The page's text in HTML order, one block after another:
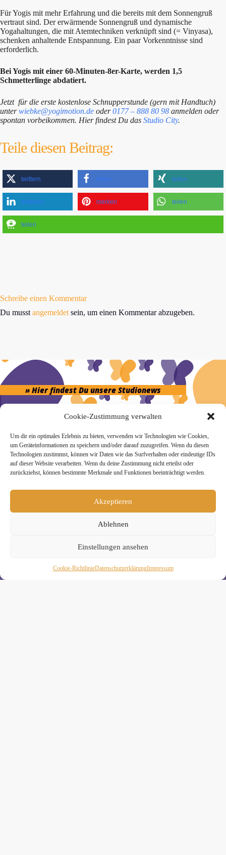
Cookie-Zustimmung verwalten
Um dir ein optimales Erlebnis zu bieten, verwenden wir Technologien wie Cookies,
um Geräteinformationen zu speichern und/oder darauf zuzugreifen. Wenn du diesen
Technologien zustimmst, können wir Daten wie das Surfverhalten oder eindeutige IDs
auf dieser Website verarbeiten. Wenn du deine Zustimmung nicht erteilst oder
zurückziehst, können bestimmte Merkmale und Funktionen beeinträchtigt werden.
Akzeptieren
Ablehnen
Einstellungen ansehen
Cookie-RichtlinieDaten­schutz­erklä­rungImpressum
Für Yogis mit mehr Erfahrung und die bereits mit dem Sonnengruß
vertraut sind. Der erwärmende Sonnengruß und dynamische
Yogahaltungen, die mit Atemtechniken verknüpft sind (= Vinyasa),
schenken anhaltende Entspannung. Ein paar Vorkenntnisse sind
erforderlich.
Bei Yogis mit einer 60-Minuten-8er-Karte, werden 1,5
Schmetterlinge abdatiert.
Jetzt für die erste kostenlose Schnupperstunde (gern mit Handtuch)
unterwiebke@yogimotion.de oder0177 – 888 80 98 anmelden oder
spontan vorbeikommen. Hier findest Du das Studio City.
Teile diesen Beitrag:
twittern teilen teilen
mitteilen merken teilen
teilen
Schreibe einen Kommentar
Du musst angemeldet sein, um einen Kommentar abzugeben.
» Hier findest Du unsere Studionews
» Unsere Hygienemassnahmen
Melde Dich hier zum Yogimotion Newsletter an:
Dich natürlich jederzeit wieder abmelden. Alle Details zur
Datenschutzerklärung.